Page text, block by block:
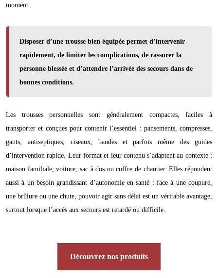
moment.
Disposer d’une trousse bien équipée permet d’intervenir
rapidement, de limiter les complications, de rassurer la
personne blessée et d’attendre l’arrivée des secours dans de
bonnes conditions.
Les trousses personnelles sont généralement compactes, faciles à
transporter et conçues pour contenir l’essentiel : pansements, compresses,
gants, antiseptiques, ciseaux, bandes et parfois même des guides
d’intervention rapide. Leur format et leur contenu s’adaptent au contexte :
maison familiale, voiture, sac à dos ou coffre de chantier. Elles répondent
aussi à un besoin grandissant d’autonomie en santé : face à une coupure,
une brûlure ou une chute, pouvoir agir sans délai est un véritable avantage,
surtout lorsque l’accès aux secours est retardé ou difficile.
Découvrez nos produits